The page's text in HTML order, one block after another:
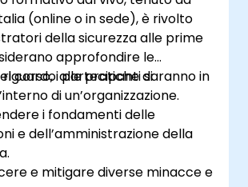
(online o in sede), è rivolto
della sicurezza alle prime
approfondire le
alle pratiche di
di un’organizzazione.
corso, i partecipanti saranno in
i fondamenti delle
e dell’amministrazione della
e mitigare diverse minacce e